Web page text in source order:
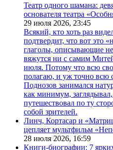
Театр одного шамана:
основателя театра
29 июля 2026, 23:45
Всякий, кто хоть раз
подтвердит, что вот это
глаголы, описывающие
вяжутся ни с самим
июля. Потому что всю
полагаю, и уж точно всю
Поднозов занимался
как минимум,
путешествовал по ту
собой зрителей.
Линч, Кортасар и
цепляет мультфильм
28 июля 2026, 16:59
Книги-биографии: 7